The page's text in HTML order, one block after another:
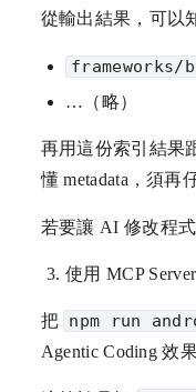
從輸出結果，可以
frameworks/
…（略）
再用這份索引結果
懂 metadata，須再
若要讓 AI 修改程
使用 MCP Server
把 npm run
Agentic Coding 效